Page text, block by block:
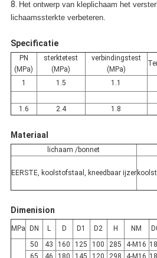
8. Het ontwerp van kleplichaam het
lichaamssterkte verbeteren.
Specificatie
PN
(MPa)
sterktetest
(MPa)
verbindingstest
(MPa)
1 1.5 1.1
1.6
2.4 1.8
Materiaal
lichaam /bonnet
EERSTE, koolstofstaal, kneedbaar ijzer
Dimenision
MPa DN L D D1 D2 H NM
50
43 160 125 100 285 4-M16